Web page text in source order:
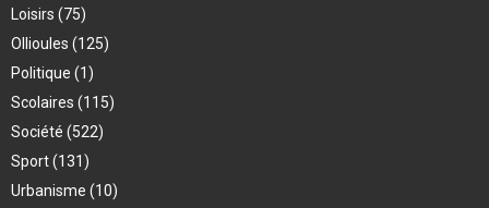
Loisirs (75)
Ollioules (125)
Politique (1)
Scolaires (115)
Société (522)
Sport(131)
Urbanisme (10)